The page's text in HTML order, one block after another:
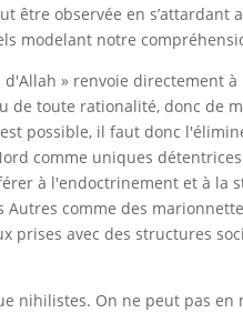
être observée en s’attardant
modelant notre
d'Allah » renvoie directement
de toute rationalité, donc de
possible, il faut donc
comme uniques
à l'endoctrinement et à la
comme des
avec des structures
nihilistes. On ne peut pas